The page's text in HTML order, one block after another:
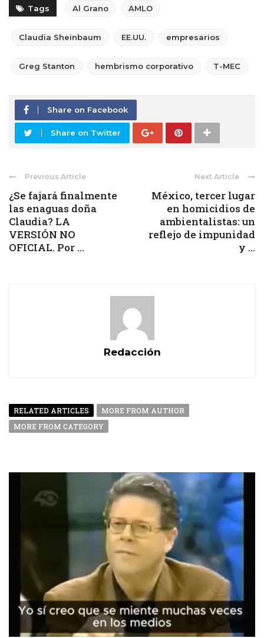
Tags Al Grano AMLO
Claudia Sheinbaum EE.UU. empresarios
Greg Stanton hembrismo corporativo T-MEC
Share on Facebook
Share on Twitter
Previous Article
¿Se fajará finalmente
las enaguas doña
Claudia? LA
VERSIÓN NO
OFICIAL. Por ...
Next Article
México, tercer lugar
en homicidios de
ambientalistas: un
reflejo de impunidad
y ...
Redacción
RELATED ARTICLES
MORE FROM AUTHOR
MORE FROM CATEGORY